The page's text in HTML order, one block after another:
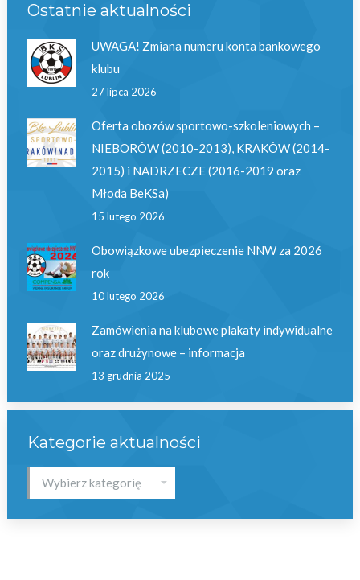
Ostatnie aktualności
UWAGA! Zmiana numeru konta bankowego
klubu
27 lipca 2026
Oferta obozów sportowo-szkoleniowych –
NIEBORÓW (2010-2013), KRAKÓW (2014-
2015) i NADRZECZE (2016-2019 oraz
Młoda BeKSa)
15 lutego 2026
Obowiązkowe ubezpieczenie NNW za 2026
rok
10 lutego 2026
Zamówienia na klubowe plakaty indywidualne
oraz drużynowe – informacja
13 grudnia 2025
Kategorie aktualności
Kategorie
aktualności